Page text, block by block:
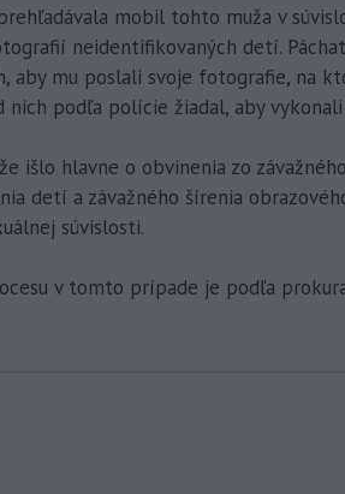
mobil tohto muža v
neidentifikovaných detí.
aby mu poslali svoje fotografie, na
nich podľa polície žiadal, aby
išlo hlavne o obvinenia zo
detí a závažného šírenia
súvislosti.
v tomto prípade je podľa